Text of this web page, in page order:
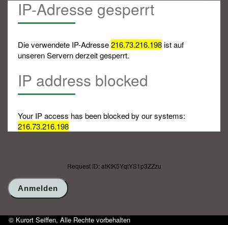
IP-Adresse gesperrt
Die verwendete IP-Adresse216.73.216.198ist auf
unseren Servern derzeit gesperrt.
IP address blocked
Your IP access has been blocked by our systems:
216.73.216.198
Request ID: atKtK5YqtYS1p3ZZzu
© Kurort Seiffen, Alle Rechte vorbehalten